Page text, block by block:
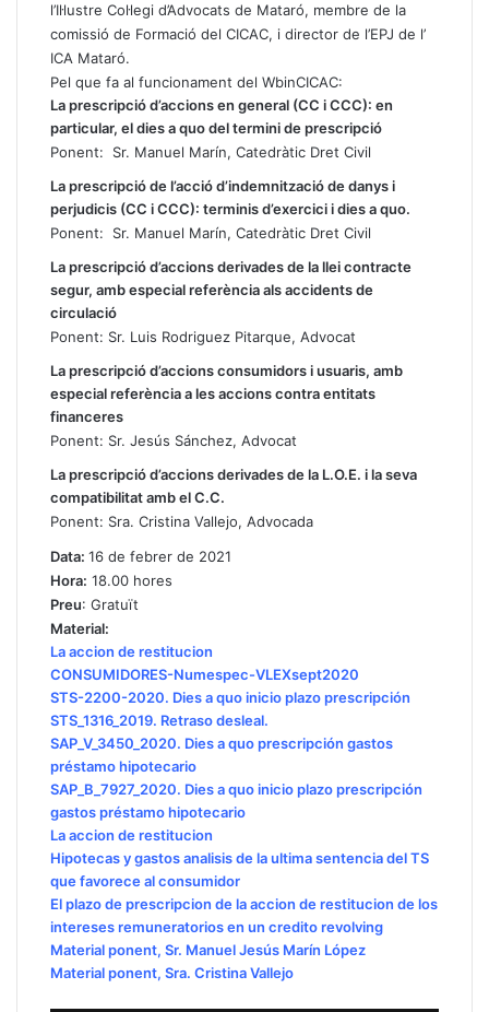
l’Il·lustre Col·legi d’Advocats de Mataró, membre de la
comissió de Formació del CICAC, i director de l’EPJ de l’
ICA Mataró.
Pel que fa al funcionament del WbinCICAC:
La prescripció d’accions en general (CC i CCC): en
particular, el dies a quo del termini de prescripció
Ponent: Sr. Manuel Marín, Catedràtic Dret Civil
La prescripció de l’acció d’indemnització de danys i
perjudicis (CC i CCC): terminis d’exercici i dies a quo.
Ponent: Sr. Manuel Marín, Catedràtic Dret Civil
La prescripció d’accions derivades de la llei contracte
segur, amb especial referència als accidents de
circulació
Ponent: Sr. Luis Rodriguez Pitarque, Advocat
La prescripció d’accions consumidors i usuaris, amb
especial referència a les accions contra entitats
financeres
Ponent: Sr. Jesús Sánchez, Advocat
La prescripció d’accions derivades de la L.O.E. i la seva
compatibilitat amb el C.C.
Ponent: Sra. Cristina Vallejo, Advocada
Data: 16 de febrer de 2021
Hora: 18.00 hores
Preu: Gratuït
Material:
La accion de restitucion
CONSUMIDORES-Numespec-VLEXsept2020
STS-2200-2020. Dies a quo inicio plazo prescripción
STS_1316_2019. Retraso desleal.
SAP_V_3450_2020. Dies a quo prescripción gastos
préstamo hipotecario
SAP_B_7927_2020. Dies a quo inicio plazo prescripción
gastos préstamo hipotecario
La accion de restitucion
Hipotecas y gastos analisis de la ultima sentencia del TS
que favorece al consumidor
El plazo de prescripcion de la accion de restitucion de los
intereses remuneratorios en un credito revolving
Material ponent, Sr. Manuel Jesús Marín López
Material ponent, Sra. Cristina Vallejo